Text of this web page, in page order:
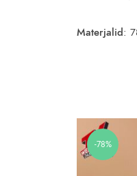
Materjalid:
-78%